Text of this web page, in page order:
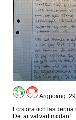
Argpoäng:
Förstora och läs
Det är väl värt mödan!